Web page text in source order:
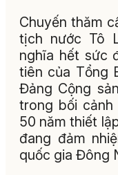
Chuyến thăm
tịch nước Tô
nghĩa hết sức
tiên của Tổng
Đảng Cộng
trong bối
50 năm thiết
đang đảm
quốc gia Đông